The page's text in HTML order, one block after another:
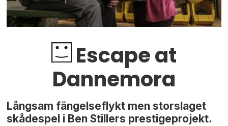
Escape at
Dannemora
Långsam fängelseflykt men storslaget
skådespel i Ben Stillers prestigeprojekt.